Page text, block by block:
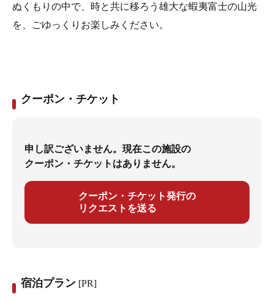
ぬくもりの中で、時と共に移ろう雄大な蝦夷富士の山光
を、ごゆっくりお楽しみください。
クーポン・チケット
申し訳ございません。現在この施設の
クーポン・チケットはありません。
クーポン・チケット発行の
リクエストを送る
宿泊プラン [PR]